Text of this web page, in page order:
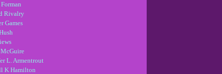
Rivalry
Games
McGuire
L. Armentrout
K Hamilton